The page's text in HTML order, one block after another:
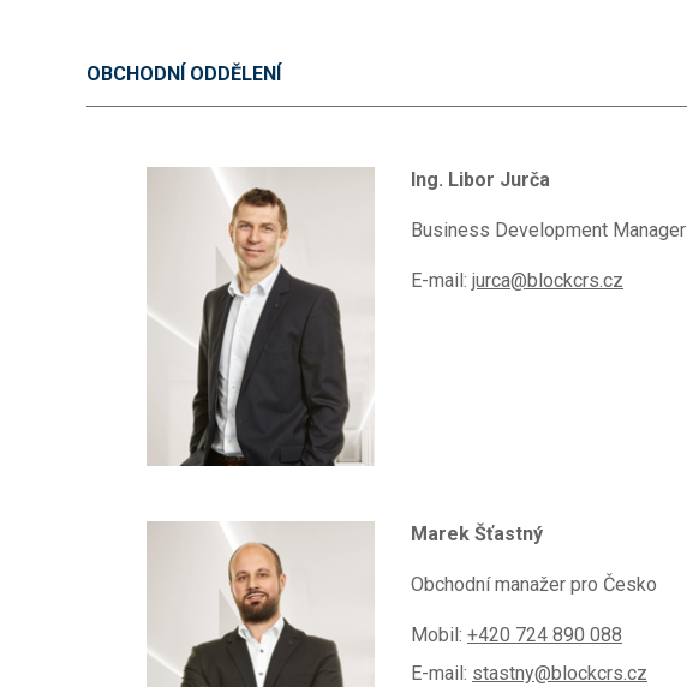
OBCHODNÍ ODDĚLENÍ
Ing. Libor Jurča
Business Development Manager
E-mail: jurca@blockcrs.cz
Marek Šťastný
Obchodní manažer pro Česko
Mobil: +420 724 890 088
E-mail: stastny@blockcrs.cz